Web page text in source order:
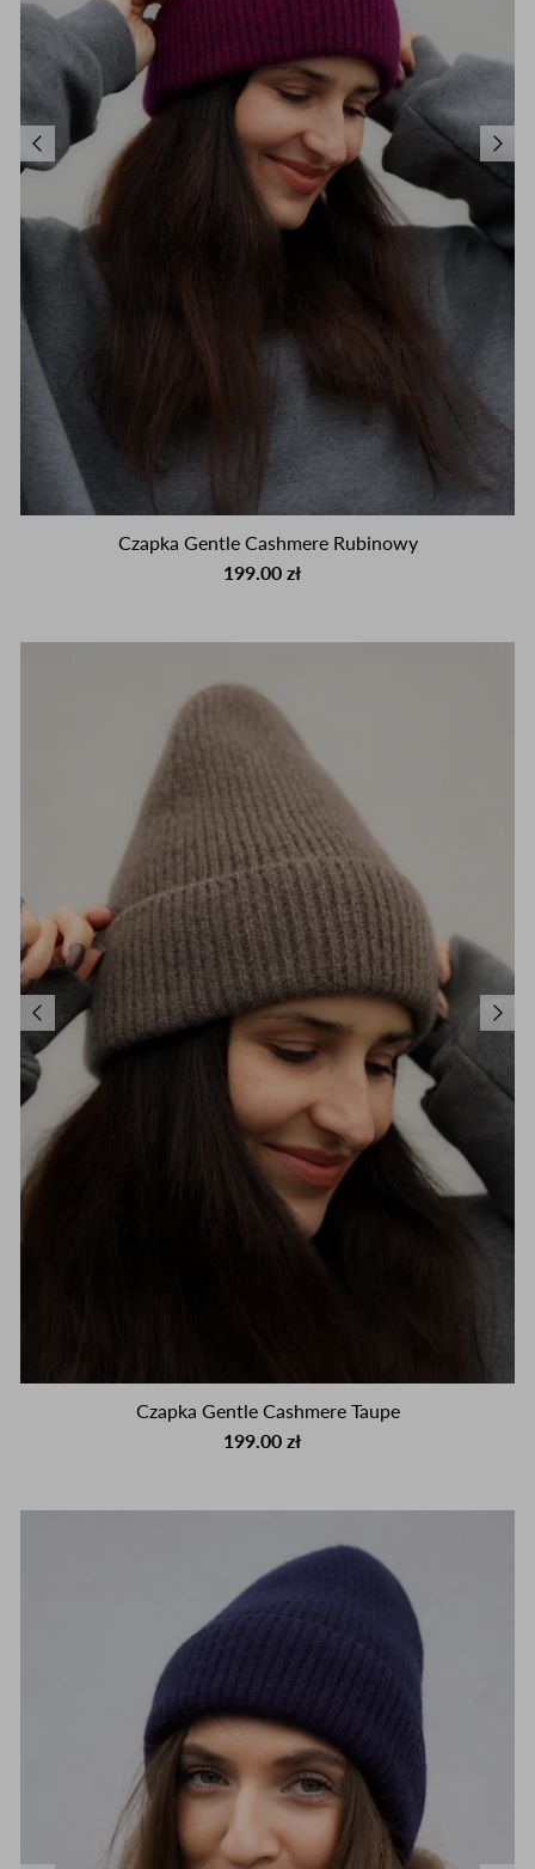
Czapka Gentle Cashmere Rubinowy
199.00 zł
Czapka Gentle Cashmere Taupe
199.00 zł